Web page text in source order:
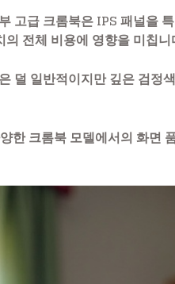
고급 크롬북은 IPS 패널을
전체 비용에 영향을 미칩니
덜 일반적이지만 깊은 검정
한 크롬북 모델에서의 화면